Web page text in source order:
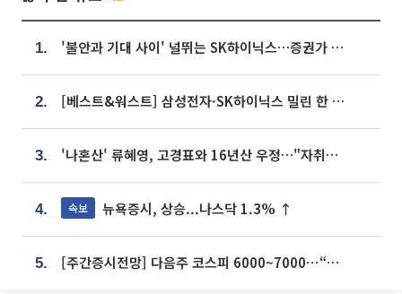
1. '불안과 기대 사이' 널뛰는 SK하이닉스…증권가 "HBM4·LTA 기반 펀터멘털 견고"
2. [베스트&워스트] 삼성전자·SK하이닉스 밀린 한 주…상상인증권은 85% 급등
3. '나혼산' 류혜영, 고경표와 16년산 우정…"자취방서 부모님과 마주쳐"
4. 속보 뉴욕증시, 상승...나스닥 1.3% ↑
5. [주간증시전망] 다음주 코스피 6000~7000⋯“外人 수급은 정책이 변수”